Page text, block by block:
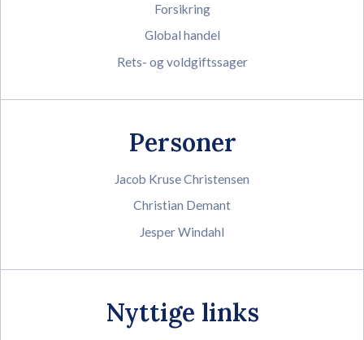
Forsikring
Global handel
Rets- og voldgiftssager
Personer
Jacob Kruse Christensen
Christian Demant
Jesper Windahl
Nyttige links